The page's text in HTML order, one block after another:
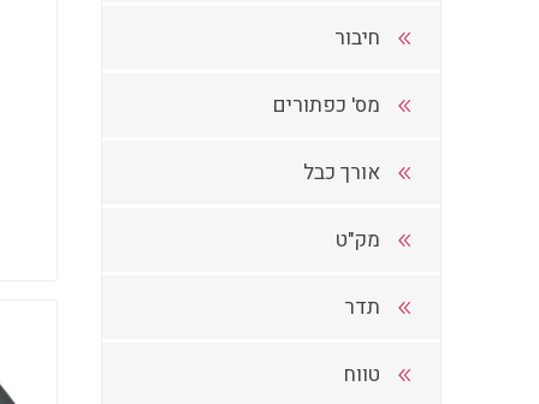
חיבור
מס' כפתורים
אורך כבל
מק"ט
תדר
טווח